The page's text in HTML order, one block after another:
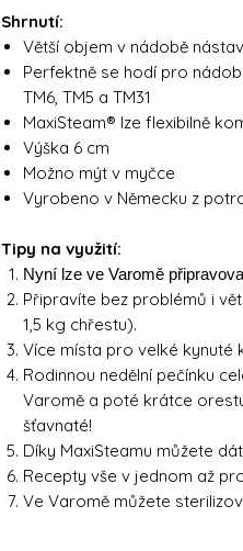
Shrnutí:
Větší objem v nádobě
Perfektně se hodí pro
TM6, TM5 a TM31
MaxiSteam® lze flexibilně
Výška 6 cm
Možno mýt v myčce
Vyrobeno v Německu z
Tipy na využití:
Nyní lze ve Varomě
Připravíte bez problémů i
1,5 kg chřestu).
Více místa pro velké kynuté
Rodinnou nedělní pečínku
Varomě a poté krátce
šťavnaté!
Díky MaxiSteamu můžete
Recepty vše v jednom až
Ve Varomě můžete